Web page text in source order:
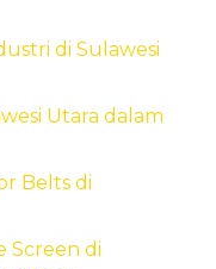
di Sulawesi
Utara dalam
Belts di
Screen di